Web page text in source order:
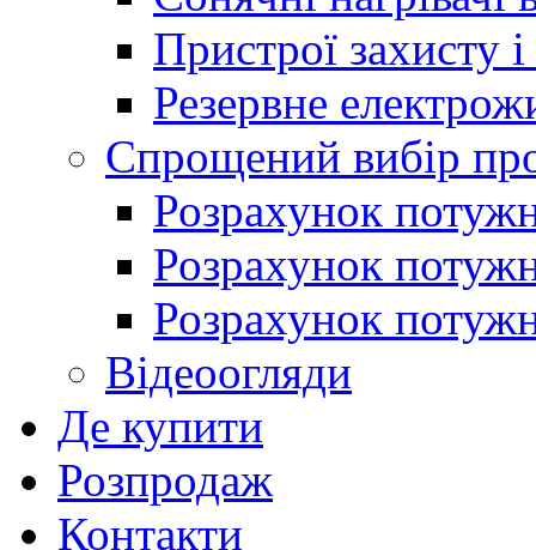
Пристрої захисту і
Резервне
Спрощений вибір
Розрахунок
Розрахунок
Розрахунок
Відеоогляди
Де купити
Розпродаж
Контакти